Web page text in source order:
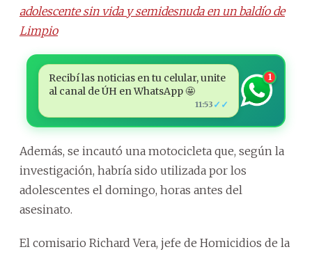
adolescente sin vida y semidesnuda en un baldío de
Limpio
Recibí las noticias en tu celular, unite
al canal de ÚH en WhatsApp 🤩
11:53 ✓✓
1
Además, se incautó una motocicleta que, según la
investigación, habría sido utilizada por los
adolescentes el domingo, horas antes del
asesinato.
El comisario Richard Vera, jefe de Homicidios de la